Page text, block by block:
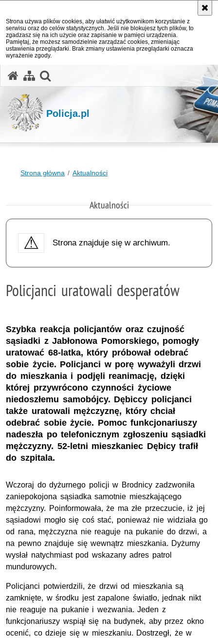
Strona używa plików cookies, aby ułatwić użytkownikom korzystanie z
serwisu oraz do celów statystycznych. Jeśli nie blokujesz tych plików, to
zgadzasz się na ich użycie oraz zapisanie w pamięci urządzenia.
Pamiętaj, że możesz samodzielnie zarządzać cookies, zmieniając
ustawienia przeglądarki. Brak zmiany ustawienia przeglądarki oznacza
wyrażenie zgody.
Policja.pl
Strona główna Aktualności
Aktualności
Strona znajduje się w archiwum.
Policjanci uratowali desperatów
Szybka reakcja policjantów oraz czujność
sąsiadki z Jabłonowa Pomorskiego, pomogły
uratować 68-latka, który próbował odebrać
sobie życie. Policjanci w porę wyważyli drzwi
do mieszkania i podjęli reanimację, dzięki
której przywrócono czynności życiowe
niedoszłemu samobójcy. Dębiccy policjanci
także uratowali mężczyznę, który chciał
odebrać sobie życie. Pomoc funkcjonariuszy
nadeszła po telefonicznym zgłoszeniu sąsiadki
mężczyzny. 52-letni mieszkaniec Dębicy trafił
do szpitala.
Wczoraj do dyżurnego policji w Brodnicy zadzwoniła
zaniepokojona sąsiadka samotnie mieszkającego
mężczyzny. Poinformowała, że ma złe przeczucie, iż jej
sąsiadowi mogło się coś stać, ponieważ nie widziała go
od rana, mężczyzna nie reaguje na pukanie do drzwi, a
na pewno znajduje się wewnątrz mieszkania. Dyżurny
wysłał natychmiast pod wskazany adres patrol
mundurowych.
Policjanci potwierdzili, że drzwi od mieszkania są
zamknięte, w środku jest zapalone światło, jednak nikt
nie reaguje na pukanie i wezwania. Jeden z
funkcjonariuszy wspiął się na budynek, aby przez okno
ocenić, co dzieje się w mieszkaniu. Dostrzegł, że w